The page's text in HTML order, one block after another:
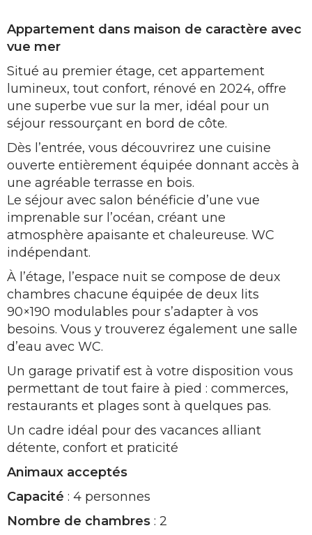
Appartement dans maison de caractère avec
vue mer
Situé au premier étage, cet appartement
lumineux, tout confort, rénové en 2024, offre
une superbe vue sur la mer, idéal pour un
séjour ressourçant en bord de côte.
Dès l’entrée, vous découvrirez une cuisine
ouverte entièrement équipée donnant accès à
une agréable terrasse en bois.
Le séjour avec salon bénéficie d’une vue
imprenable sur l’océan, créant une
atmosphère apaisante et chaleureuse. WC
indépendant.
À l’étage, l’espace nuit se compose de deux
chambres chacune équipée de deux lits
90×190 modulables pour s’adapter à vos
besoins. Vous y trouverez également une salle
d’eau avec WC.
Un garage privatif est à votre disposition vous
permettant de tout faire à pied : commerces,
restaurants et plages sont à quelques pas.
Un cadre idéal pour des vacances alliant
détente, confort et praticité
Animaux acceptés
Capacité : 4 personnes
Nombre de chambres : 2